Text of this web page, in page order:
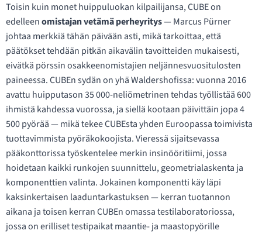
Toisin kuin monet huippuluokan kilpailijansa, CUBE on
edelleenomistajan vetämä perheyritys— Marcus Pürner
johtaa merkkiä tähän päivään asti, mikä tarkoittaa, että
päätökset tehdään pitkän aikavälin tavoitteiden mukaisesti,
eivätkä pörssin osakkeenomistajien neljännesvuositulosten
paineessa. CUBEn sydän on yhä Waldershofissa: vuonna 2016
avattu huipputason 35 000-neliömetrinen tehdas työllistää 600
ihmistä kahdessa vuorossa, ja siellä kootaan päivittäin jopa 4
500 pyörää — mikä tekee CUBEsta yhden Euroopassa toimivista
tuottavimmista pyöräkokoojista. Vieressä sijaitsevassa
pääkonttorissa työskentelee merkin insinööritiimi, jossa
hoidetaan kaikki runkojen suunnittelu, geometrialaskenta ja
komponenttien valinta. Jokainen komponentti käy läpi
kaksinkertaisen laaduntarkastuksen — kerran tuotannon
aikana ja toisen kerran CUBEn omassa testilaboratoriossa,
jossa on erilliset testipaikat maantie- ja maastopyörille